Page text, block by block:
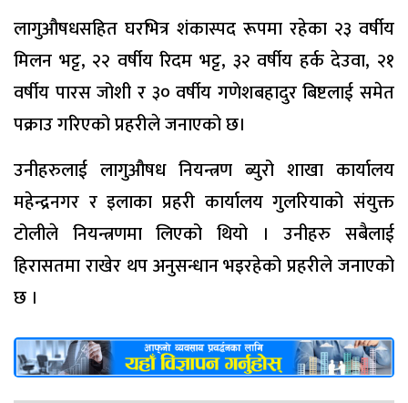
लागुऔषधसहित घरभित्र शंकास्पद रूपमा रहेका २३ वर्षीय
मिलन भट्ट, २२ वर्षीय रिदम भट्ट, ३२ वर्षीय हर्क देउवा, २१
वर्षीय पारस जोशी र ३० वर्षीय गणेशबहादुर बिष्टलाई समेत
पक्राउ गरिएको प्रहरीले जनाएको छ।
उनीहरुलाई लागुऔषध नियन्त्रण ब्युरो शाखा कार्यालय
महेन्द्रनगर र इलाका प्रहरी कार्यालय गुलरियाको संयुक्त
टोलीले नियन्त्रणमा लिएको थियो । उनीहरु सबैलाई
हिरासतमा राखेर थप अनुसन्धान भइरहेको प्रहरीले जनाएको
छ ।